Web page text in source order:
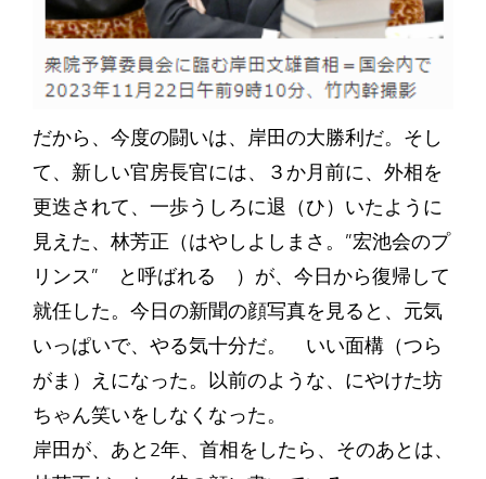
だから、今度の闘いは、岸田の大勝利だ。そし
て、新しい官房長官には、３か月前に、外相を
更迭されて、一歩うしろに退（ひ）いたように
見えた、林芳正（はやしよしまさ。”宏池会のプ
リンス” と呼ばれる ）が、今日から復帰して
就任した。今日の新聞の顔写真を見ると、元気
いっぱいで、やる気十分だ。 いい面構（つら
がま）えになった。以前のような、にやけた坊
ちゃん笑いをしなくなった。
岸田が、あと2年、首相をしたら、そのあとは、